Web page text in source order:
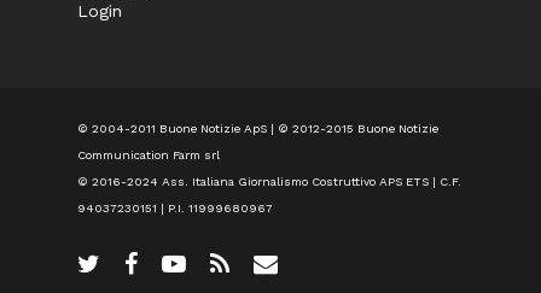
Login
© 2004-2011 Buone Notizie ApS | © 2012-2015 Buone Notizie
Communication Farm srl
© 2016-2024 Ass. Italiana Giornalismo Costruttivo APS ETS | C.F.
94037230151 | P.I. 11999680967